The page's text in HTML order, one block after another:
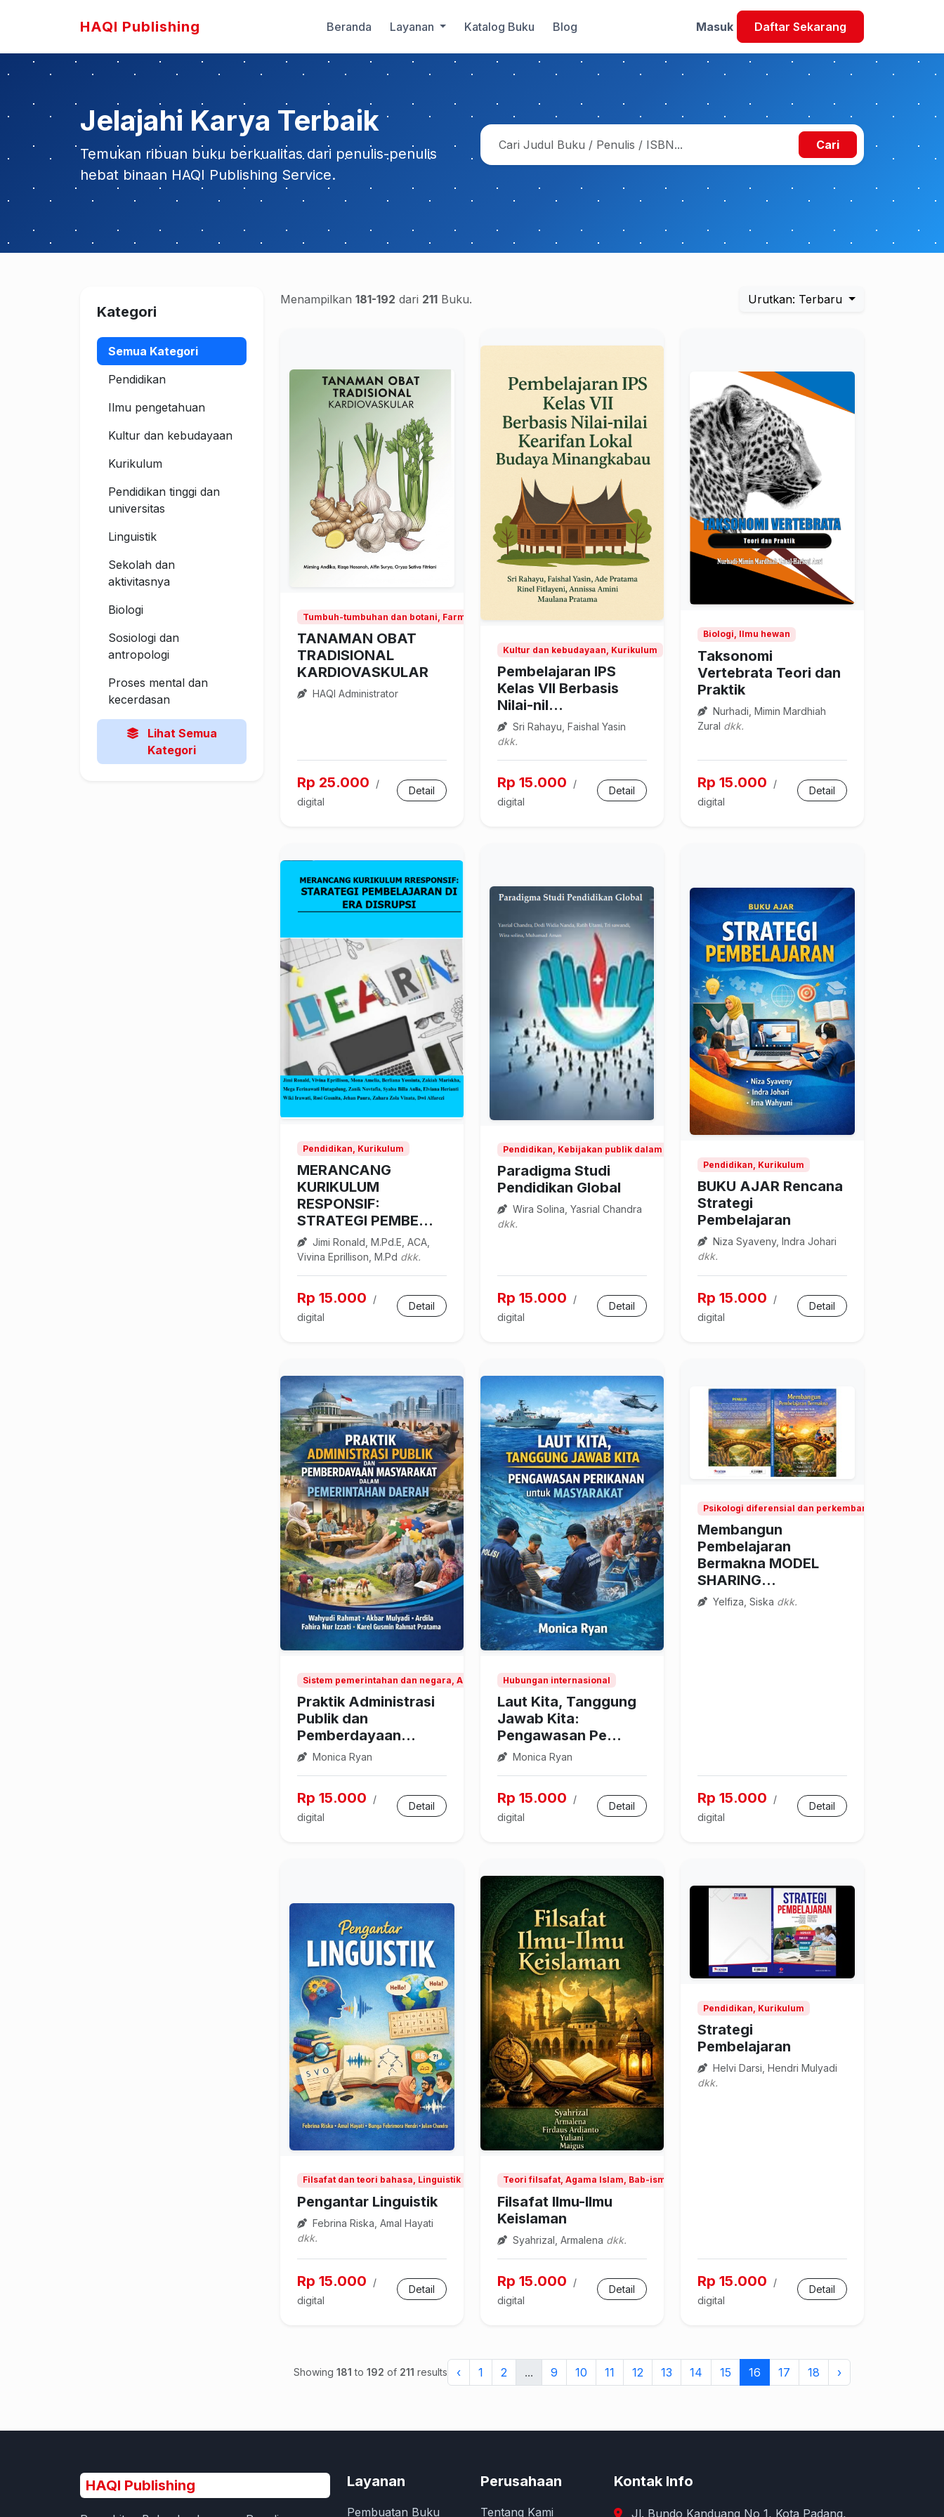
HAQI Publishing Beranda Layanan Katalog Buku Blog Masuk Daftar Sekarang
Jelajahi Karya Terbaik
Temukan ribuan buku berkualitas dari penulis-penulis
hebat binaan HAQI Publishing Service.
Cari
Kategori
Semua Kategori
Pendidikan
Ilmu pengetahuan
Kultur dan kebudayaan
Kurikulum
Pendidikan tinggi dan
universitas
Linguistik
Sekolah dan
aktivitasnya
Biologi
Sosiologi dan
antropologi
Proses mental dan
kecerdasan
Lihat Semua
Kategori
Menampilkan 181-192 dari 211 Buku. Urutkan: Terbaru
Tumbuh-tumbuhan dan botani, Farmakologi dan terapi
TANAMAN OBAT
TRADISIONAL
KARDIOVASKULAR
HAQI Administrator
Rp 25.000
/
digital
Detail
Kultur dan kebudayaan, Kurikulum
Pembelajaran IPS
Kelas VII Berbasis
Nilai-nil...
Sri Rahayu, Faishal Yasin
dkk.
Rp 15.000
/
digital
Detail
Biologi, Ilmu hewan
Taksonomi
Vertebrata Teori dan
Praktik
Nurhadi, Mimin Mardhiah
Zural dkk.
Rp 15.000
/
digital
Detail
Pendidikan, Kurikulum
MERANCANG
KURIKULUM
RESPONSIF:
STRATEGI PEMBE...
Jimi Ronald, M.Pd.E, ACA,
Vivina Eprillison, M.Pd dkk.
Rp 15.000
/
digital
Detail
Pendidikan, Kebijakan publik dalam pendidikan
Paradigma Studi
Pendidikan Global
Wira Solina, Yasrial Chandra
dkk.
Rp 15.000
/
digital
Detail
Pendidikan, Kurikulum
BUKU AJAR Rencana
Strategi
Pembelajaran
Niza Syaveny, Indra Johari
dkk.
Rp 15.000
/
digital
Detail
Sistem pemerintahan dan negara, Administrasi publik
Praktik Administrasi
Publik dan
Pemberdayaan...
Monica Ryan
Rp 15.000
/
digital
Detail
Hubungan internasional
Laut Kita, Tanggung
Jawab Kita:
Pengawasan Pe...
Monica Ryan
Rp 15.000
/
digital
Detail
Psikologi diferensial dan perkembangan, Pendidikan
Membangun
Pembelajaran
Bermakna MODEL
SHARING...
Yelfiza, Siska dkk.
Rp 15.000
/
digital
Detail
Filsafat dan teori bahasa, Linguistik
Pengantar Linguistik
Febrina Riska, Amal Hayati
dkk.
Rp 15.000
/
digital
Detail
Teori filsafat, Agama Islam, Bab-isme dan Bahai
Filsafat Ilmu-Ilmu
Keislaman
Syahrizal, Armalena dkk.
Rp 15.000
/
digital
Detail
Pendidikan, Kurikulum
Strategi
Pembelajaran
Helvi Darsi, Hendri Mulyadi
dkk.
Rp 15.000
/
digital
Detail
Showing 181 to 192 of 211 results ‹ 1 2 ... 9 10 11 12 13 14 15 16 17 18 ›
HAQI Publishing Layanan
Pembuatan Buku
Perusahaan
Tentang Kami
Kontak Info
Jl. Bundo Kanduang No 1, Kota Padang,